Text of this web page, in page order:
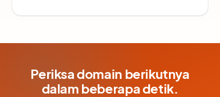
Periksa domain berikutnya
dalam beberapa detik.